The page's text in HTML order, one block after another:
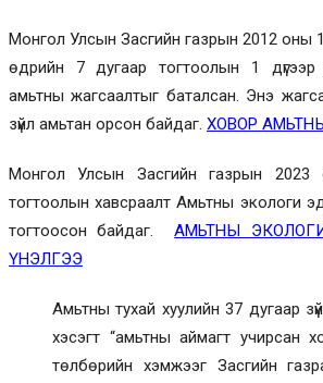
Монгол Улсын Засгийн газрын 2012 оны
өдрийн 7 дугаар тогтоолын 1 дүгээр
амьтны жагсаалтыг баталсан. Энэ
зүйл амьтан орсон байдаг. ХОВОР
Монгол Улсын Засгийн газрын 2023
тогтоолын хавсраалт Амьтны экологи
тогтоосон байдаг.АМЬТНЫ
ҮНЭЛГЭЭ
Амьтны тухай хуулийн 37 дугаар
хэсэгт “амьтны аймагт учирсан
төлбөрийн хэмжээг Засгийн